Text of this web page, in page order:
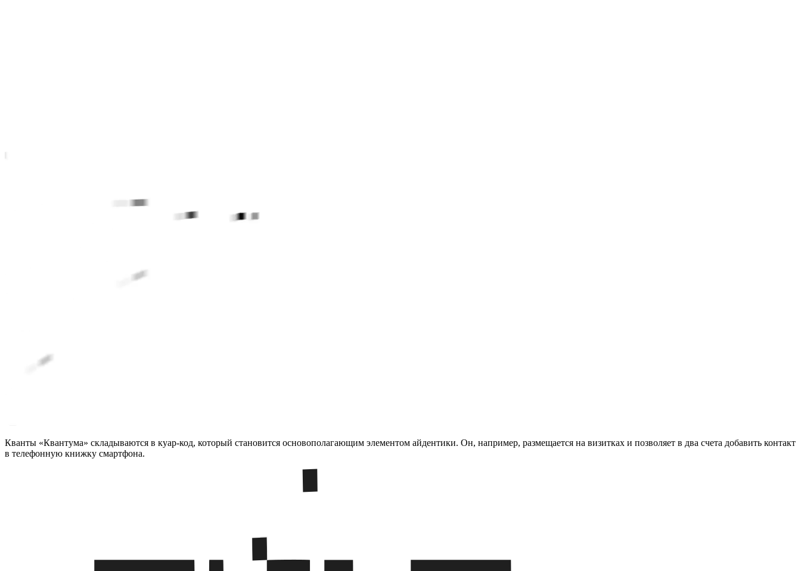
Кванты «Квантума» складываются в куар-код, который становится основополагающим элементом айдентики. Он, например, размещается на визитках и позволяет в два счета добавить контакт
в телефонную книжку смартфона.